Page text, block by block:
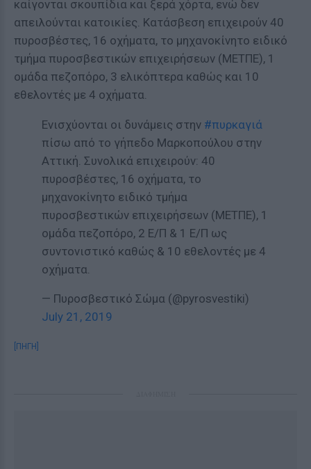
καίγονται σκουπίδια και ξερά χόρτα, ενώ δεν
απειλούνται κατοικίες. Κατάσβεση επιχειρούν 40
πυροσβέστες, 16 οχήματα, το μηχανοκίνητο ειδικό
τμήμα πυροσβεστικών επιχειρήσεων (ΜΕΤΠΕ), 1
ομάδα πεζοπόρο, 3 ελικόπτερα καθώς και 10
εθελοντές με 4 οχήματα.
Ενισχύονται οι δυνάμεις στην #πυρκαγιά
πίσω από το γήπεδο Μαρκοπούλου στην
Αττική. Συνολικά επιχειρούν: 40
πυροσβέστες, 16 οχήματα, το
μηχανοκίνητο ειδικό τμήμα
πυροσβεστικών επιχειρήσεων (ΜΕΤΠΕ), 1
ομάδα πεζοπόρο, 2 Ε/Π & 1 Ε/Π ως
συντονιστικό καθώς & 10 εθελοντές με 4
οχήματα.
— Πυροσβεστικό Σώμα (@pyrosvestiki)
July 21, 2019
[ΠΗΓΗ]